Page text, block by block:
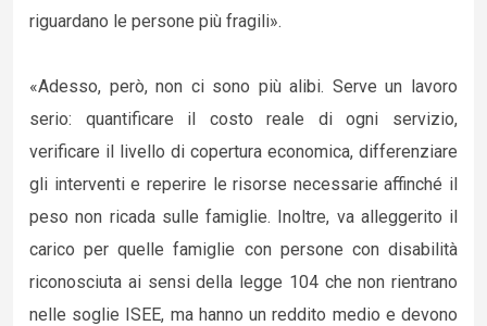
riguardano le persone più fragili».
«Adesso, però, non ci sono più alibi. Serve un lavoro
serio: quantificare il costo reale di ogni servizio,
verificare il livello di copertura economica, differenziare
gli interventi e reperire le risorse necessarie affinché il
peso non ricada sulle famiglie. Inoltre, va alleggerito il
carico per quelle famiglie con persone con disabilità
riconosciuta ai sensi della legge 104 che non rientrano
nelle soglie ISEE, ma hanno un reddito medio e devono